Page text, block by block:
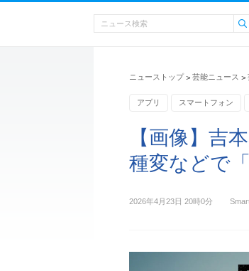
ニューストップ > 芸能ニュース >
アプリ スマートフォン
【画像】吉
種変などで
2026年4月23日 20時0分